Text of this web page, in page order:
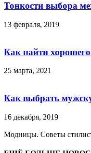
Тонкости выбора
13 февраля, 2019
Как найти
25 марта, 2021
Как выбрать
16 декабря, 2019
Модницы. Советы